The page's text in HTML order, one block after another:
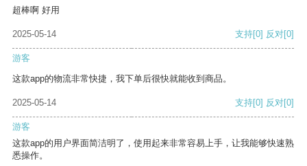
超棒啊 好用
2025-05-14 支持[0] 反对[0]
游客
这款app的物流非常快捷，我下单后很快就能收到商品。
2025-05-14 支持[0] 反对[0]
游客
这款app的用户界面简洁明了，使用起来非常容易上手，让我能够快速熟
悉操作。